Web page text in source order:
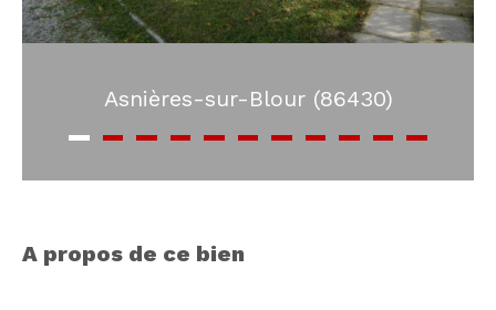
Asnières-sur-Blour (86430)
a propos de ce bien